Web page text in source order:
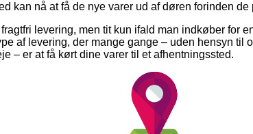
kan nå at få de nye varer ud af døren forinden
levering, men tit kun ifald man indkøber for
af levering, der mange gange – uden hensyn til
– er at få kørt dine varer til et afhentningssted.